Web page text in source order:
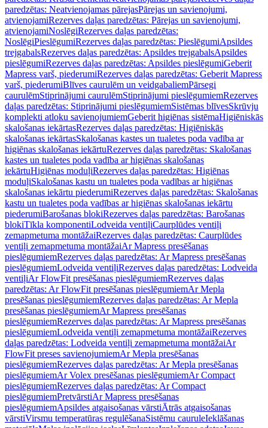
paredzētas: Neatvienojamas pārejasPārejas un savienojumi,
atvienojamiRezerves daļas paredzētas: Pārejas un savienojumi,
atvienojamiNoslēgiRezerves daļas paredzētas:
NoslēgiPieslēgumiRezerves daļas paredzētas: PieslēgumiApsildes
trejgabalsRezerves daļas paredzētas: Apsildes trejgabalsApsildes
pieslēgumiRezerves daļas paredzētas: Apsildes pieslēgumiGeberit
Mapress varš, piederumiRezerves daļas paredzētas: Geberit Mapress
varš, piederumiBlīves caurulēm un veidgabaliemPārsegi
caurulēmStiprinājumi caurulēmStiprinājumi pieslēgumiemRezerves
daļas paredzētas: Stiprinājumi pieslēgumiemSistēmas blīvesSkrūvju
komplekti atloku savienojumiemGeberit higiēnas sistēmaHigiēniskās
skalošanas iekārtasRezerves daļas paredzētas: Higiēniskās
skalošanas iekārtasSkalošanas kastes un tualetes poda vadība ar
higiēnas skalošanas iekārtuRezerves daļas paredzētas: Skalošanas
kastes un tualetes poda vadība ar higiēnas skalošanas
iekārtuHigiēnas moduļiRezerves daļas paredzētas: Higiēnas
moduļiSkalošanas kastu un tualetes poda vadības ar higiēnas
skalošanas iekārtu piederumiRezerves daļas paredzētas: Skalošanas
kastu un tualetes poda vadības ar higiēnas skalošanas iekārtu
piederumiBarošanas blokiRezerves daļas paredzētas: Barošanas
blokiTīkla komponentiLodveida ventiļiCaurplūdes ventiļi
zemapmetuma montāžaiRezerves daļas paredzētas: Caurplūdes
ventiļi zemapmetuma montāžaiAr Mapress presēšanas
pieslēgumiemRezerves daļas paredzētas: Ar Mapress presēšanas
pieslēgumiemLodveida ventiļiRezerves daļas paredzētas: Lodveida
ventiļiAr FlowFit presēšanas pieslēgumiemRezerves daļas
paredzētas: Ar FlowFit presēšanas pieslēgumiemAr Mepla
presēšanas pieslēgumiemRezerves daļas paredzētas: Ar Mepla
presēšanas pieslēgumiemAr Mapress presēšanas
pieslēgumiemRezerves daļas paredzētas: Ar Mapress presēšanas
pieslēgumiemLodveida ventiļi zemapmetuma montāžaiRezerves
daļas paredzētas: Lodveida ventiļi zemapmetuma montāžaiAr
FlowFit preses savienojumiemAr Mepla presēšanas
pieslēgumiemRezerves daļas paredzētas: Ar Mepla presēšanas
pieslēgumiemAr Volex presēšanas pieslēgumiemAr Compact
pieslēgumiemRezerves daļas paredzētas: Ar Compact
pieslēgumiemPretvārstiAr Mapress presēšanas
pieslēgumiemApsildes atgaisošanas vārstiĀtrās atgaisošanas
vārstiVirsmu temperatūras regulēšanaSistēmu cauruleIeklāšanas